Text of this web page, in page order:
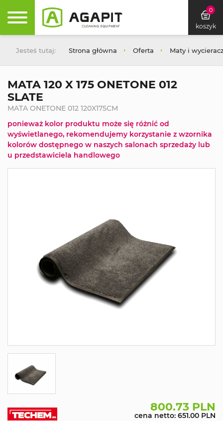
0
koszyk
Jesteś tutaj: Strona główna Oferta Maty i
MATA 120 X 175 ONETONE 012
SLATE
MATA ONETONE 012 120X175CM
ponieważ kolor produktu może się różnić od
wyświetlanego, rekomendujemy korzystanie z wzornika
kolorów dostępnego w naszych salonach sprzedaży lub
u przedstawiciela handlowego
800.73 PLN
cena netto: 651.00 PLN